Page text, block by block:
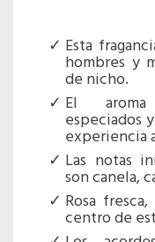
Esta
hombres y
de nicho.
El aroma
especiados
experiencia
Las notas
son canela,
Rosa
centro de